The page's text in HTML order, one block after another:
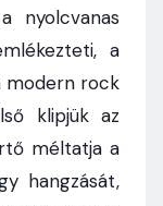
nyolcvanas
a
modern rock
klipjük az
méltatja a
hangzását,